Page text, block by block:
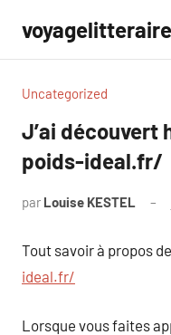
contenu
voyagelitteraire
Uncategorized
J’ai
poids-ideal.fr/
par Louise KESTEL
Tout savoir à propos de
ideal.fr/
Lorsque vous faites